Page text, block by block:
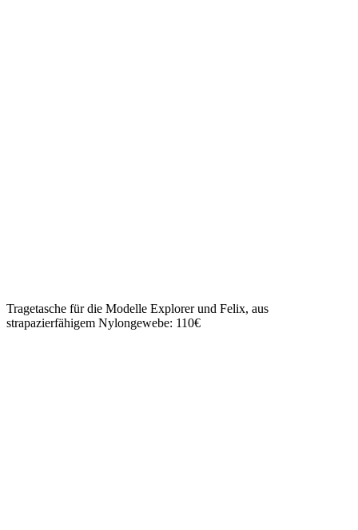
Tragetasche für die Modelle Explorer und Felix, aus
strapazierfähigem Nylongewebe: 110€